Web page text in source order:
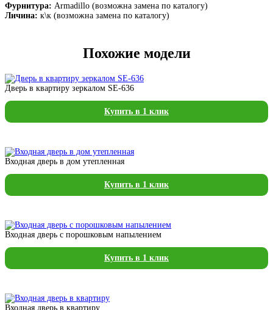
Фурнитура: Armadillo (возможна замена по каталогу)
Личина: к\к (возможна замена по каталогу)
Похожие модели
Дверь в квартиру зеркалом SE-636
Купить в 1 клик
Входная дверь в дом утепленная
Купить в 1 клик
Входная дверь с порошковым напылением
Купить в 1 клик
Входная дверь в квартиру